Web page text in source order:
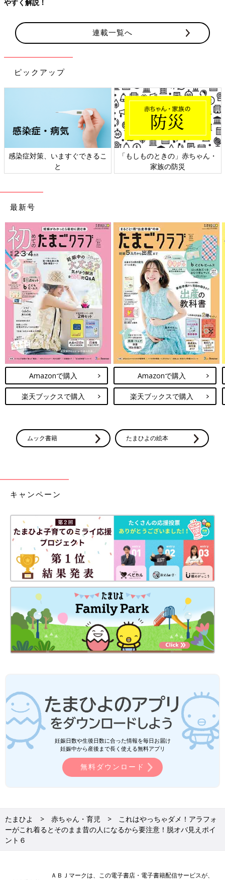
やすく解説！
連載一覧へ
ピックアップ
感染症対策、いますぐできるこ
と
「もしものときの」赤ちゃん・
家族の防災
最新号
Amazonで購入
楽天ブックスで購入
Amazonで購入
楽天ブックスで購入
ムック書籍 たまひよの絵本
キャンペーン
妊娠日数や生後日数に合った情報を毎日お届け
妊娠中から産後まで長く使える無料アプリ
無料ダウンロード
たまひよ 赤ちゃん・育児
これはやっちゃダメ！アラフォ
ーがこれ着るとそのまま昔の人になるから要注意！脱オバ見えポイ
ント６
ＡＢＪマークは、この電子書店・電子書籍配信サービスが、